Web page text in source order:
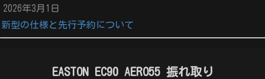
2026年3月1日
新型の仕様と先行予約について
EASTON EC90 AERO55 振れ取り